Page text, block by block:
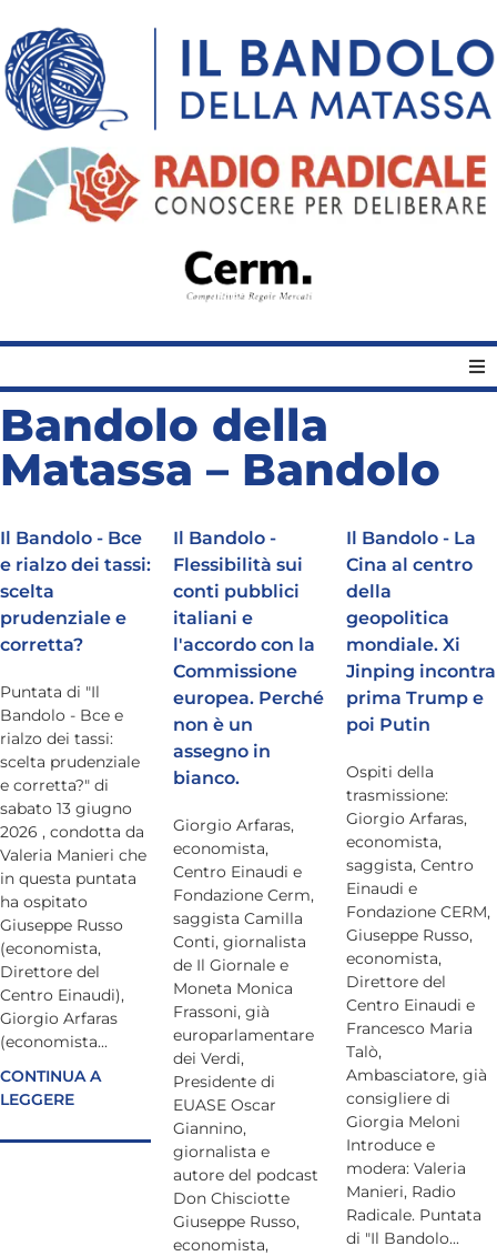
Home
Quelli del Bandolo
Bandolo
Connessioni
Fondazione CERM
Fondazione CERM – Idee
Bandolo della
Matassa – Bandolo
Il Bandolo - Bce
e rialzo dei tassi:
scelta
prudenziale e
corretta?
Puntata di "Il
Bandolo - Bce e
rialzo dei tassi:
scelta prudenziale
e corretta?" di
sabato 13 giugno
2026 , condotta da
Valeria Manieri che
in questa puntata
ha ospitato
Giuseppe Russo
(economista,
Direttore del
Centro Einaudi),
Giorgio Arfaras
(economista...
CONTINUA A
LEGGERE
Il Bandolo -
Flessibilità sui
conti pubblici
italiani e
l'accordo con la
Commissione
europea. Perché
non è un
assegno in
bianco.
Giorgio Arfaras,
economista,
Centro Einaudi e
Fondazione Cerm,
saggista Camilla
Conti, giornalista
de Il Giornale e
Moneta Monica
Frassoni, già
europarlamentare
dei Verdi,
Presidente di
EUASE Oscar
Giannino,
giornalista e
autore del podcast
Don Chisciotte
Giuseppe Russo,
economista,
Il Bandolo - La
Cina al centro
della
geopolitica
mondiale. Xi
Jinping incontra
prima Trump e
poi Putin
Ospiti della
trasmissione:
Giorgio Arfaras,
economista,
saggista, Centro
Einaudi e
Fondazione CERM,
Giuseppe Russo,
economista,
Direttore del
Centro Einaudi e
Francesco Maria
Talò,
Ambasciatore, già
consigliere di
Giorgia Meloni
Introduce e
modera: Valeria
Manieri, Radio
Radicale. Puntata
di "Il Bandolo...